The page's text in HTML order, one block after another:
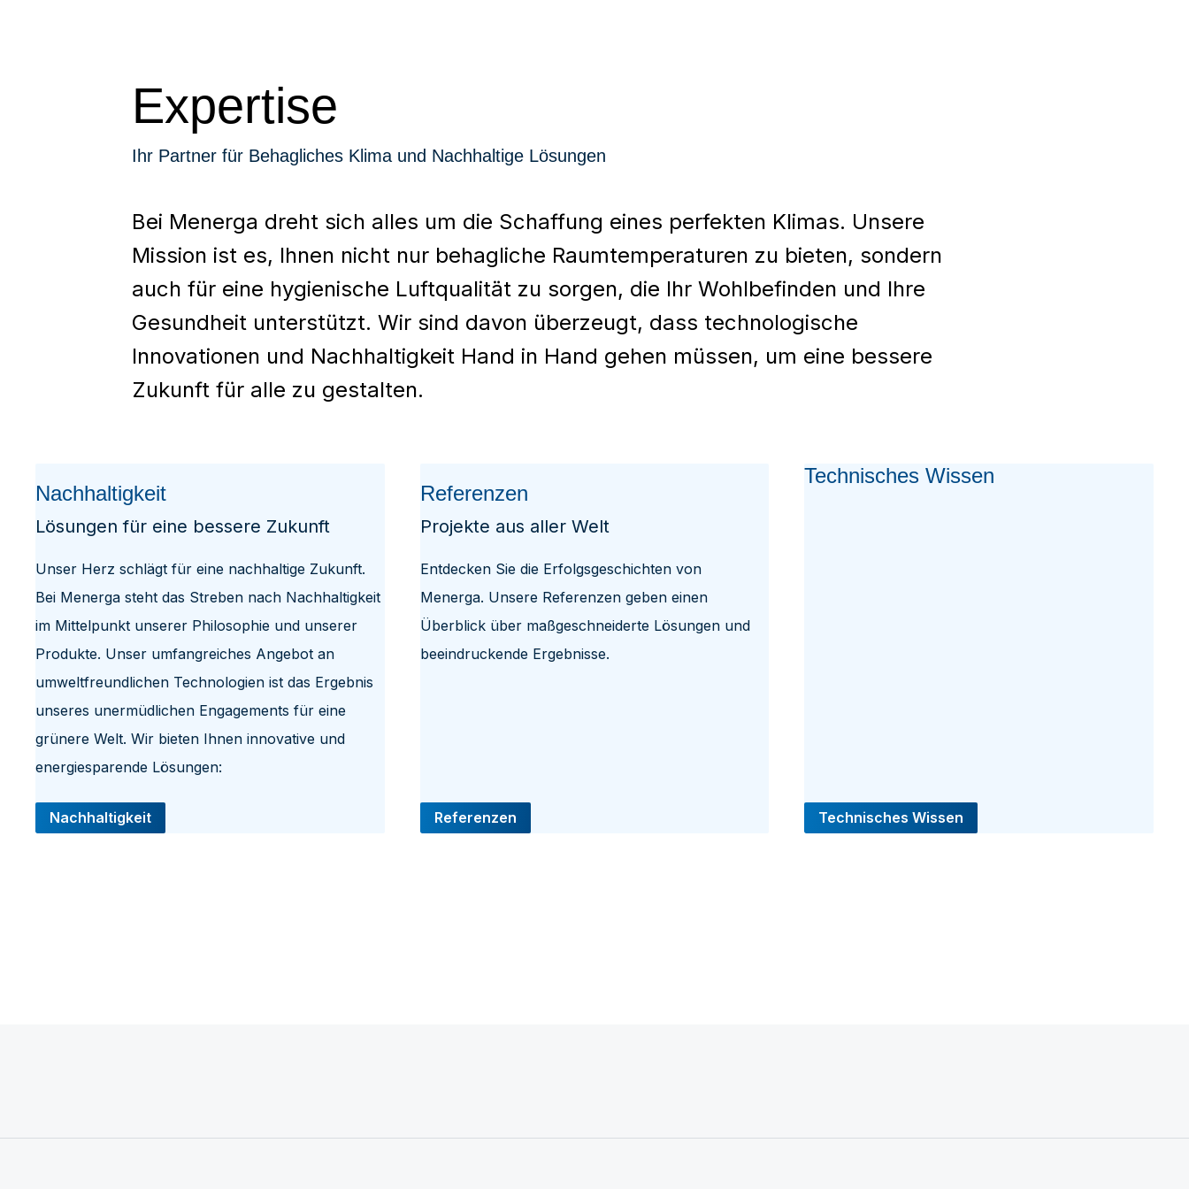
Expertise
Ihr Partner für Behagliches Klima und Nachhaltige Lösungen
Bei Menerga dreht sich alles um die Schaffung eines perfekten Klimas. Unsere
Mission ist es, Ihnen nicht nur behagliche Raumtemperaturen zu bieten, sondern
auch für eine hygienische Luftqualität zu sorgen, die Ihr Wohlbefinden und Ihre
Gesundheit unterstützt. Wir sind davon überzeugt, dass technologische
Innovationen und Nachhaltigkeit Hand in Hand gehen müssen, um eine bessere
Zukunft für alle zu gestalten.
Nachhaltigkeit
Lösungen für eine bessere Zukunft
Unser Herz schlägt für eine nachhaltige Zukunft.
Bei Menerga steht das Streben nach Nachhaltigkeit
im Mittelpunkt unserer Philosophie und unserer
Produkte. Unser umfangreiches Angebot an
umweltfreundlichen Technologien ist das Ergebnis
unseres unermüdlichen Engagements für eine
grünere Welt. Wir bieten Ihnen innovative und
energiesparende Lösungen:
Nachhaltigkeit
Referenzen
Projekte aus aller Welt
Entdecken Sie die Erfolgsgeschichten von
Menerga. Unsere Referenzen geben einen
Überblick über maßgeschneiderte Lösungen und
beeindruckende Ergebnisse.
Referenzen
Technisches Wissen
Technisches Wissen